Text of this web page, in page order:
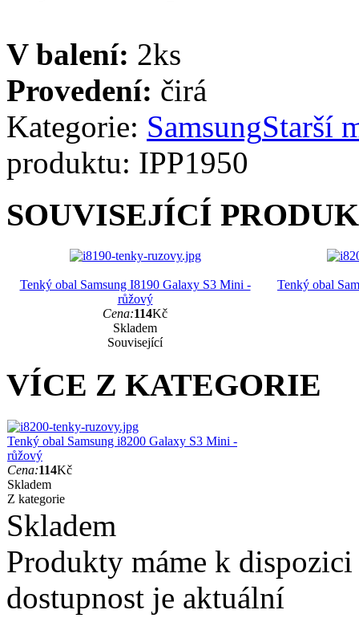
V balení: 2ks
Provedení: čirá
Kategorie: SamsungStarší
produktu: IPP1950
SOUVISEJÍCÍ
Tenký obal Samsung I8190 Galaxy S3 Mini -
růžový
Cena:114Kč
Skladem
Související
Tenký obal
VÍCE Z KATEGORIE
Tenký obal Samsung i8200 Galaxy S3 Mini -
růžový
Cena:114Kč
Skladem
Z kategorie
Skladem
Produkty máme k
dostupnost je aktuální